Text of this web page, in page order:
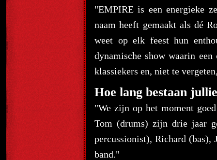
"EMPIRE is een energieke
naam heeft gemaakt als dé
weet op elk feest hun
dynamische show waarin
klassiekers en, niet te
Hoe lang bestaan
"We zijn op het moment
Tom (drums) zijn drie jaar
percussionist), Richard (bas),
band."